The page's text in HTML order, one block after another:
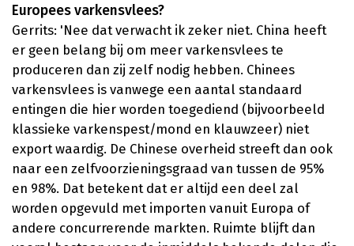
Europees varkensvlees?
Gerrits: 'Nee dat verwacht ik zeker niet. China heeft
er geen belang bij om meer varkensvlees te
produceren dan zij zelf nodig hebben. Chinees
varkensvlees is vanwege een aantal standaard
entingen die hier worden toegediend (bijvoorbeeld
klassieke varkenspest/mond en klauwzeer) niet
export waardig. De Chinese overheid streeft dan ook
naar een zelfvoorzieningsgraad van tussen de 95%
en 98%. Dat betekent dat er altijd een deel zal
worden opgevuld met importen vanuit Europa of
andere concurrerende markten. Ruimte blijft dan